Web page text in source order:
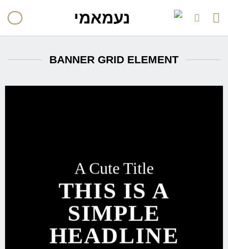
BANNER GRID ELEMENT
A Cute Title
THIS IS A
SIMPLE
HEADLINE